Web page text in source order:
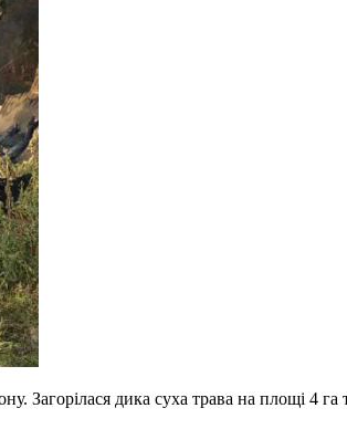
дика суха трава на площі 4 га